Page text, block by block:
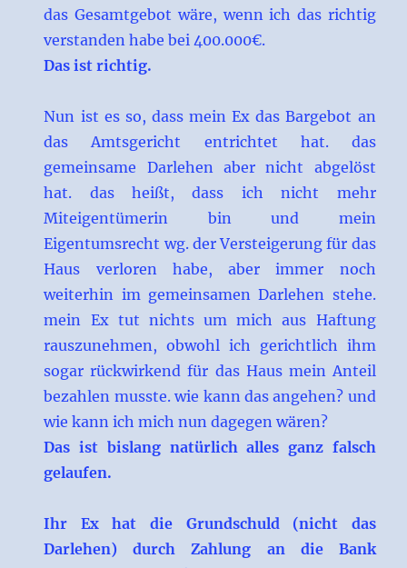
das Gesamtgebot wäre, wenn ich das richtig
verstanden habe bei 400.000€.
Das ist richtig.
Nun ist es so, dass mein Ex das Bargebot an
das Amtsgericht entrichtet hat. das
gemeinsame Darlehen aber nicht abgelöst
hat. das heißt, dass ich nicht mehr
Miteigentümerin bin und mein
Eigentumsrecht wg. der Versteigerung für das
Haus verloren habe, aber immer noch
weiterhin im gemeinsamen Darlehen stehe.
mein Ex tut nichts um mich aus Haftung
rauszunehmen, obwohl ich gerichtlich ihm
sogar rückwirkend für das Haus mein Anteil
bezahlen musste. wie kann das angehen? und
wie kann ich mich nun dagegen wären?
Das ist bislang natürlich alles ganz falsch
gelaufen.
Ihr Ex hat die Grundschuld (nicht das
Darlehen) durch Zahlung an die Bank